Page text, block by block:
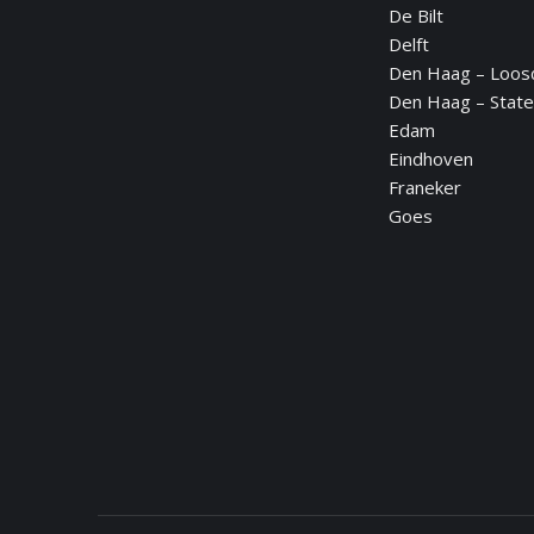
De Bilt
Delft
Den Haag –
Den Haag –
Edam
Eindhoven
Franeker
Goes